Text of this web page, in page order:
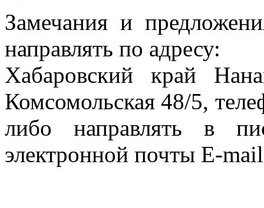
Замечания и
направлять по адресу:
Хабаровский край
Комсомольская 48/5,
либо направлять в
электронной почты E-